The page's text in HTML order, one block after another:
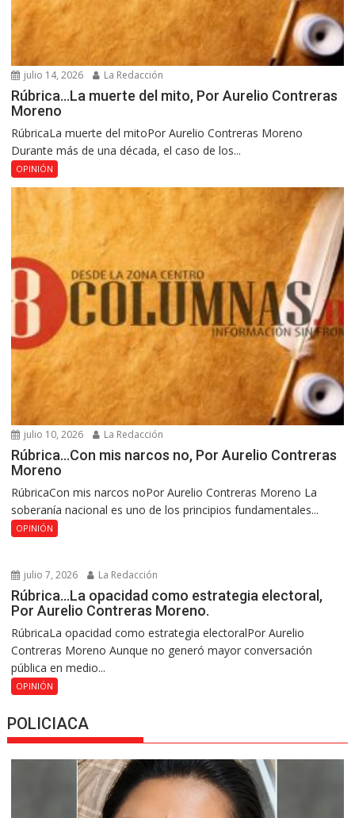
julio 14, 2026 La Redacción
Rúbrica…La muerte del mito, Por Aurelio Contreras
Moreno
RúbricaLa muerte del mitoPor Aurelio Contreras Moreno
Durante más de una década, el caso de los...
OPINIÓN
julio 10, 2026 La Redacción
Rúbrica…Con mis narcos no, Por Aurelio Contreras
Moreno
RúbricaCon mis narcos noPor Aurelio Contreras Moreno La
soberanía nacional es uno de los principios fundamentales...
OPINIÓN
julio 7, 2026 La Redacción
Rúbrica…La opacidad como estrategia electoral,
Por Aurelio Contreras Moreno.
RúbricaLa opacidad como estrategia electoralPor Aurelio
Contreras Moreno Aunque no generó mayor conversación
pública en medio...
OPINIÓN
POLICIACA